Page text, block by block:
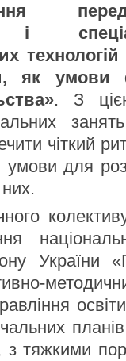
і
як умови
. З
чіткий
умови для
України
з тяжкими